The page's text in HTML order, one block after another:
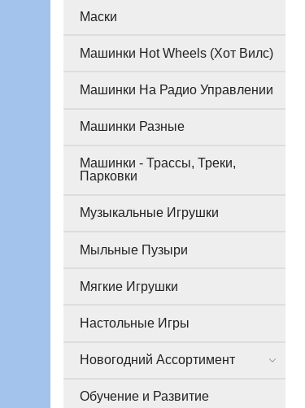
Маски
Машинки Hot Wheels (Хот Вилс)
Машинки На Радио Управлении
Машинки Разные
Машинки - Трассы, Треки,
Парковки
Музыкальные Игрушки
Мыльные Пузыри
Мягкие Игрушки
Настольные Игры
Новогодний Ассортимент
Обучение и Развитие